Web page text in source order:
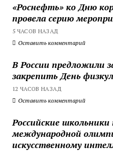
«Роснефть» ко Дню
провела серию
5 ЧАСОВ НАЗАД
Оставить комментарий
В России предложили
закрепить День
12 ЧАСОВ НАЗАД
Оставить комментарий
Российские
международной
искусственному